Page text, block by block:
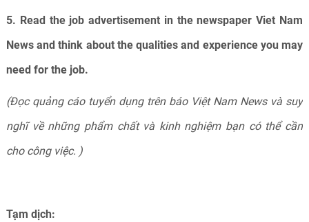
5. Read the job advertisement in the newspaper Viet Nam
News and think about the qualities and experience you may
need for the job.
(Đọc quảng cáo tuyển dụng trên báo Việt Nam News và suy
nghĩ về những phẩm chất và kinh nghiệm bạn có thể cần
cho công việc. )
Tạm dịch: